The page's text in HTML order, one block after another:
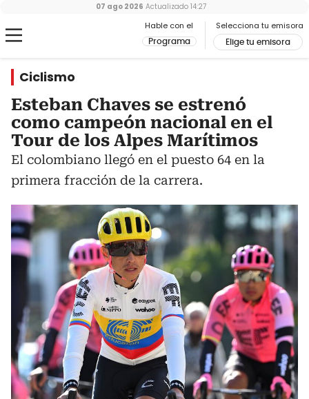
Hable con el
Programa
Selecciona tu emisora
Elige tu emisora
07 ago 2026 Actualizado 14:27
Ciclismo
Esteban Chaves se estrenó
como campeón nacional en el
Tour de los Alpes Marítimos
El colombiano llegó en el puesto 64 en la
primera fracción de la carrera.